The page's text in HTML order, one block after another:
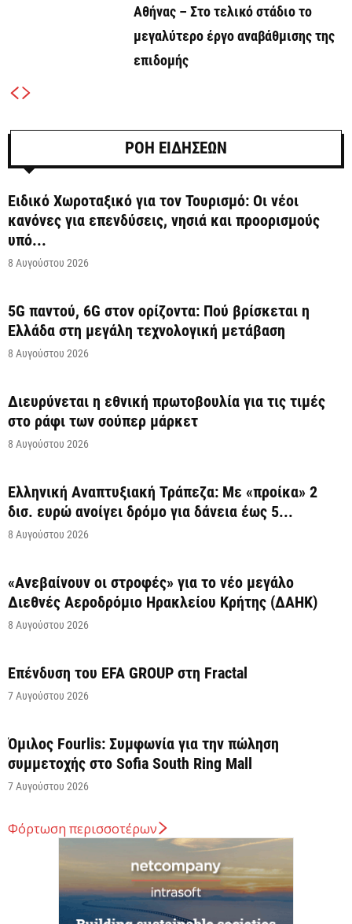
Αθήνας – Στο τελικό στάδιο το
μεγαλύτερο έργο αναβάθμισης της
επιδομής
ΡΟΗ ΕΙΔΗΣΕΩΝ
Ειδικό Χωροταξικό για τον Τουρισμό: Οι νέοι
κανόνες για επενδύσεις, νησιά και προορισμούς
υπό...
8 Αυγούστου 2026
5G παντού, 6G στον ορίζοντα: Πού βρίσκεται η
Ελλάδα στη μεγάλη τεχνολογική μετάβαση
8 Αυγούστου 2026
Διευρύνεται η εθνική πρωτοβουλία για τις τιμές
στο ράφι των σούπερ μάρκετ
8 Αυγούστου 2026
Ελληνική Αναπτυξιακή Τράπεζα: Με «προίκα» 2
δισ. ευρώ ανοίγει δρόμο για δάνεια έως 5...
8 Αυγούστου 2026
«Ανεβαίνουν οι στροφές» για το νέο μεγάλο
Διεθνές Αεροδρόμιο Ηρακλείου Κρήτης (ΔΑΗΚ)
8 Αυγούστου 2026
Επένδυση του EFA GROUP στη Fractal
7 Αυγούστου 2026
Όμιλος Fourlis: Συμφωνία για την πώληση
συμμετοχής στο Sofia South Ring Mall
7 Αυγούστου 2026
Σταύρος Καλαφάτης: «Έχουμε δημιουργήσει 20.000
νέες θέσεις εργασίας υψηλής εξειδίκευσης τα
τελευταία επτά χρόνια...
7 Αυγούστου 2026
Φόρτωση περισσοτέρων